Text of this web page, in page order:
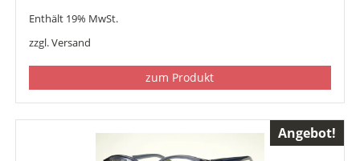
Preis
war:
Enthält 19% MwSt.
zzgl.Versand
zum Produkt
Angebot!